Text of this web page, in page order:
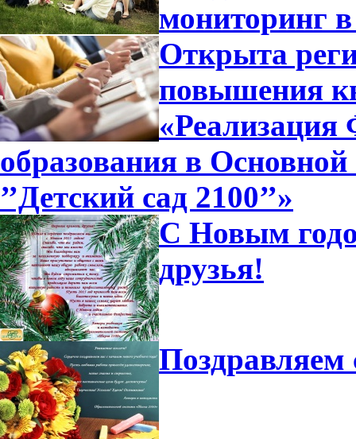
мониторинг
Открыта
повышения
образования в
’’Детский сад 2100’’»
С Новым
друзья!
Поздравляем